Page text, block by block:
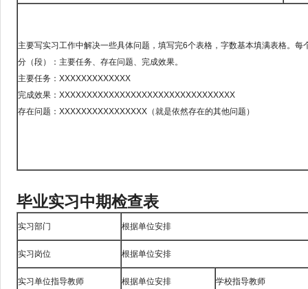
主要写实习工作中解决一些具体问题，填写完6个表格，字数基本填满表格。每
分（段）：主要任务、存在问题、完成效果。
主要任务：XXXXXXXXXXXXX
完成效果：XXXXXXXXXXXXXXXXXXXXXXXXXXXXXXXX
存在问题：XXXXXXXXXXXXXXXX（就是依然存在的其他问题）
毕业实习中期检查表
实习部门 根据单位安排
实习岗位 根据单位安排
实习单位指导教师 根据单位安排 学校指导教师